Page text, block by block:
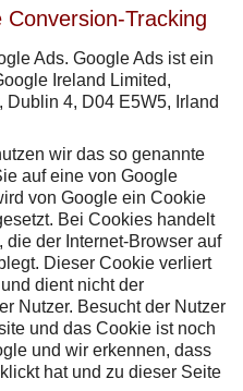
Tracking
Ads. Google Ads ist ein
Ireland Limited,
Dublin 4, D04 E5W5, Irland
wir das so genannte
auf eine von Google
von Google ein Cookie
Bei Cookies handelt
der Internet-Browser auf
Dieser Cookie verliert
dient nicht der
Nutzer. Besucht der Nutzer
und das Cookie ist noch
und wir erkennen, dass
hat und zu dieser Seite